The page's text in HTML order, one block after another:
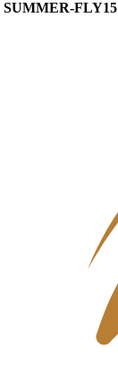
SUMMER-FLY15